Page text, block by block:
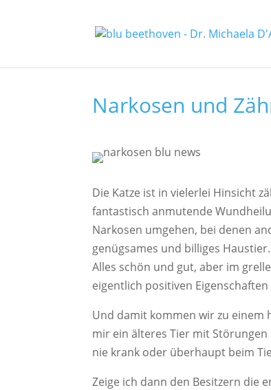
Narkosen und
Die Katze ist in vielerlei Hinsicht
fantastisch anmutende
Narkosen umgehen, bei denen
genügsames und billiges
Alles schön und gut, aber im
eigentlich positiven
Und damit kommen wir zu einem
mir ein älteres Tier mit
nie krank oder überhaupt beim
Zeige ich dann den Besitzern die